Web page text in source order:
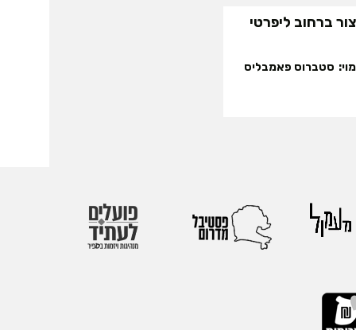
ברחוב ליפרטי
סטברוס פאמבליס